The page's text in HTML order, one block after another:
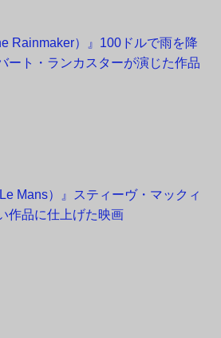
Rainmaker）』100ドルで雨を降
ート・ランカスターが演じた作品
Mans）』スティーヴ・マックィ
作品に仕上げた映画